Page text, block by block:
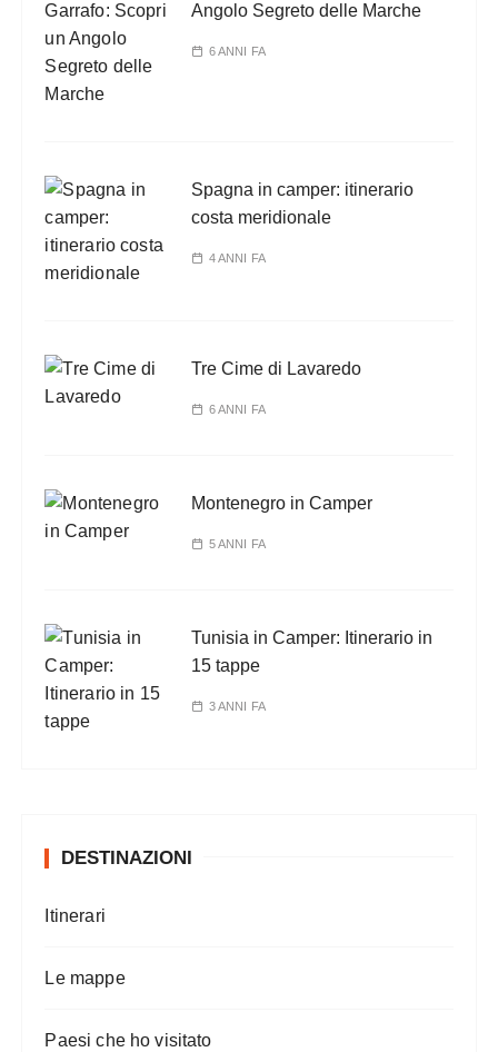
Angolo Segreto delle Marche
6 ANNI FA
Spagna in camper: itinerario
costa meridionale
4 ANNI FA
Tre Cime di Lavaredo
6 ANNI FA
Montenegro in Camper
5 ANNI FA
Tunisia in Camper: Itinerario in
15 tappe
3 ANNI FA
DESTINAZIONI
Itinerari
Le mappe
Paesi che ho visitato